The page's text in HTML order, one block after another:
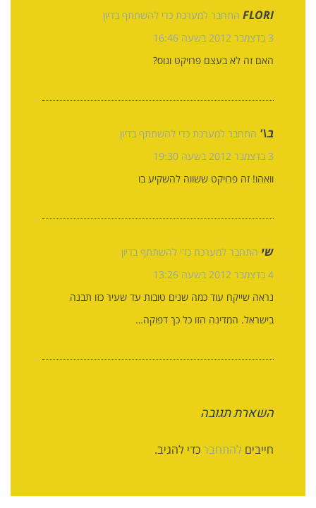
FLORI התחבר למערכת כדי להשתתף בדיון
3 בדצמבר 2012 בשעה 16:46
האם זה לא בעצם פרויקט ונוס?
ב\' התחבר למערכת כדי להשתתף בדיון
3 בדצמבר 2012 בשעה 19:30
וואהו! זה פרויקט ששווה להשקיע בו
שי התחבר למערכת כדי להשתתף בדיון
4 בדצמבר 2012 בשעה 13:26
נראה שייקח עוד כמה שנים טובות עד שעיר כזו תבנה
בישראל. המדינה הזו כל כך דפוקה…
השארת תגובה
חייבים להתחברכדי להגיב.